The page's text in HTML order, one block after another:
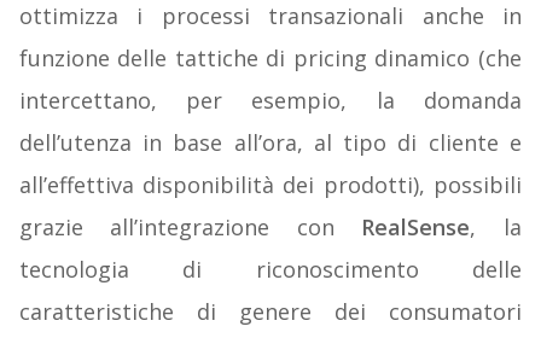
ottimizza i processi transazionali anche in
funzione delle tattiche di pricing dinamico (che
intercettano, per esempio, la domanda
dell’utenza in base all’ora, al tipo di cliente e
all’effettiva disponibilità dei prodotti), possibili
grazie all’integrazione con RealSense, la
tecnologia di riconoscimento delle
caratteristiche di genere dei consumatori